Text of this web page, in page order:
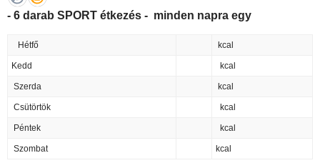
- 6 darab SPORT étkezés - minden napra egy
Hétfő kcal
Kedd kcal
Szerda kcal
Csütörtök kcal
Péntek kcal
Szombat kcal